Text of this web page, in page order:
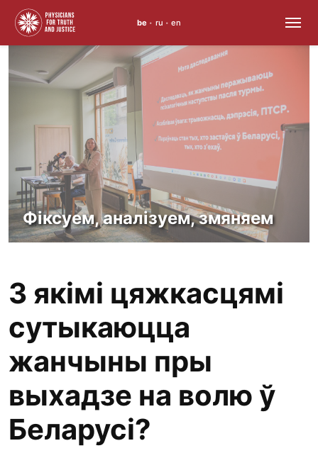
да
змесціва
be • ru • en
Фіксуем, аналізуем, змяняем
З якімі цяжкасцямі
сутыкаюцца
жанчыны пры
выхадзе на волю ў
Беларусі?